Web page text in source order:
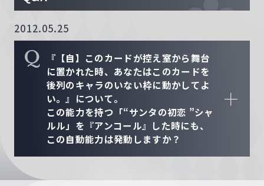
2012.05.25
Q
『【自】このカードが控え室から舞台
に置かれた時、あなたはこのカードを
後列のキャラのいない枠に動かしてよ
い。』について。
この能力を持つ「“サンタの初恋 ”シャ
ルル」を『アンコール』した時にも、
この自動能力は発動しますか？